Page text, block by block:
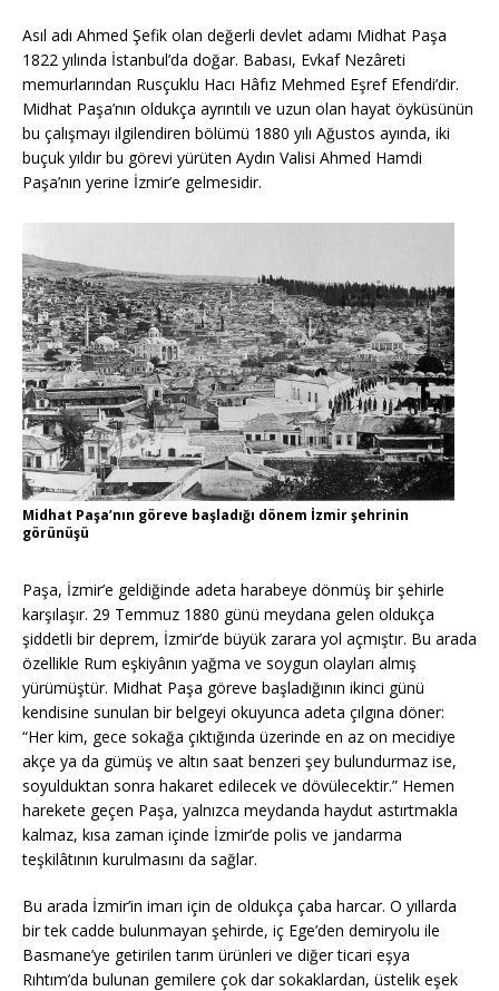
Asıl adı Ahmed Şefik olan değerli devlet adamı Midhat Paşa
1822 yılında İstanbul’da doğar. Babası, Evkaf Nezâreti
memurlarından Rusçuklu Hacı Hâfız Mehmed Eşref Efendi’dir.
Midhat Paşa’nın oldukça ayrıntılı ve uzun olan hayat öyküsünün
bu çalışmayı ilgilendiren bölümü 1880 yılı Ağustos ayında, iki
buçuk yıldır bu görevi yürüten Aydın Valisi Ahmed Hamdi
Paşa’nın yerine İzmir’e gelmesidir.
Midhat Paşa’nın göreve başladığı dönem İzmir şehrinin
görünüşü
Paşa, İzmir’e geldiğinde adeta harabeye dönmüş bir şehirle
karşılaşır. 29 Temmuz 1880 günü meydana gelen oldukça
şiddetli bir deprem, İzmir’de büyük zarara yol açmıştır. Bu arada
özellikle Rum eşkiyânın yağma ve soygun olayları almış
yürümüştür. Midhat Paşa göreve başladığının ikinci günü
kendisine sunulan bir belgeyi okuyunca adeta çılgına döner:
“Her kim, gece sokağa çıktığında üzerinde en az on mecidiye
akçe ya da gümüş ve altın saat benzeri şey bulundurmaz ise,
soyulduktan sonra hakaret edilecek ve dövülecektir.” Hemen
harekete geçen Paşa, yalnızca meydanda haydut astırtmakla
kalmaz, kısa zaman içinde İzmir’de polis ve jandarma
teşkilâtının kurulmasını da sağlar.
Bu arada İzmir’in imarı için de oldukça çaba harcar. O yıllarda
bir tek cadde bulunmayan şehirde, iç Ege’den demiryolu ile
Basmane’ye getirilen tarım ürünleri ve diğer ticari eşya
Rıhtım’da bulunan gemilere çok dar sokaklardan, üstelik eşek